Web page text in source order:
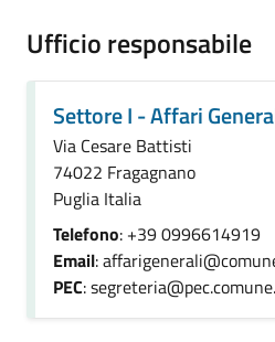
Ufficio responsabile
Settore I - Affari
Via Cesare Battisti
74022 Fragagnano
Puglia Italia
Telefono: +39 0996614919
Email:
PEC: